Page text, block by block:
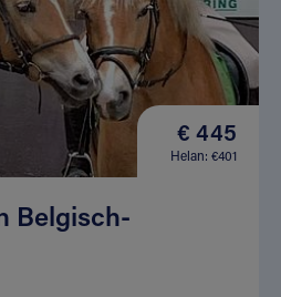
€ 445
Helan: €401
Belgisch-